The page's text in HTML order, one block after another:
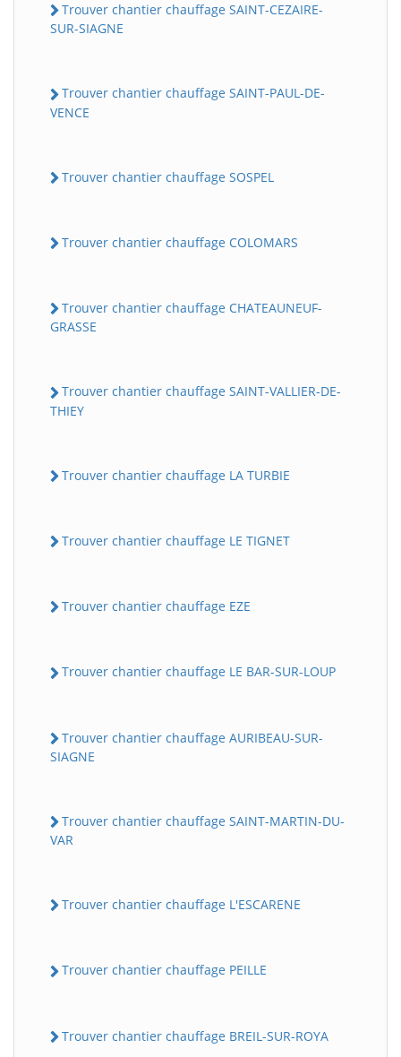
Trouver chantier chauffage SAINT-CEZAIRE-
SUR-SIAGNE
Trouver chantier chauffage SAINT-PAUL-DE-
VENCE
Trouver chantier chauffage SOSPEL
Trouver chantier chauffage COLOMARS
Trouver chantier chauffage CHATEAUNEUF-
GRASSE
Trouver chantier chauffage SAINT-VALLIER-DE-
THIEY
Trouver chantier chauffage LA TURBIE
Trouver chantier chauffage LE TIGNET
Trouver chantier chauffage EZE
Trouver chantier chauffage LE BAR-SUR-LOUP
Trouver chantier chauffage AURIBEAU-SUR-
SIAGNE
Trouver chantier chauffage SAINT-MARTIN-DU-
VAR
Trouver chantier chauffage L'ESCARENE
Trouver chantier chauffage PEILLE
Trouver chantier chauffage BREIL-SUR-ROYA